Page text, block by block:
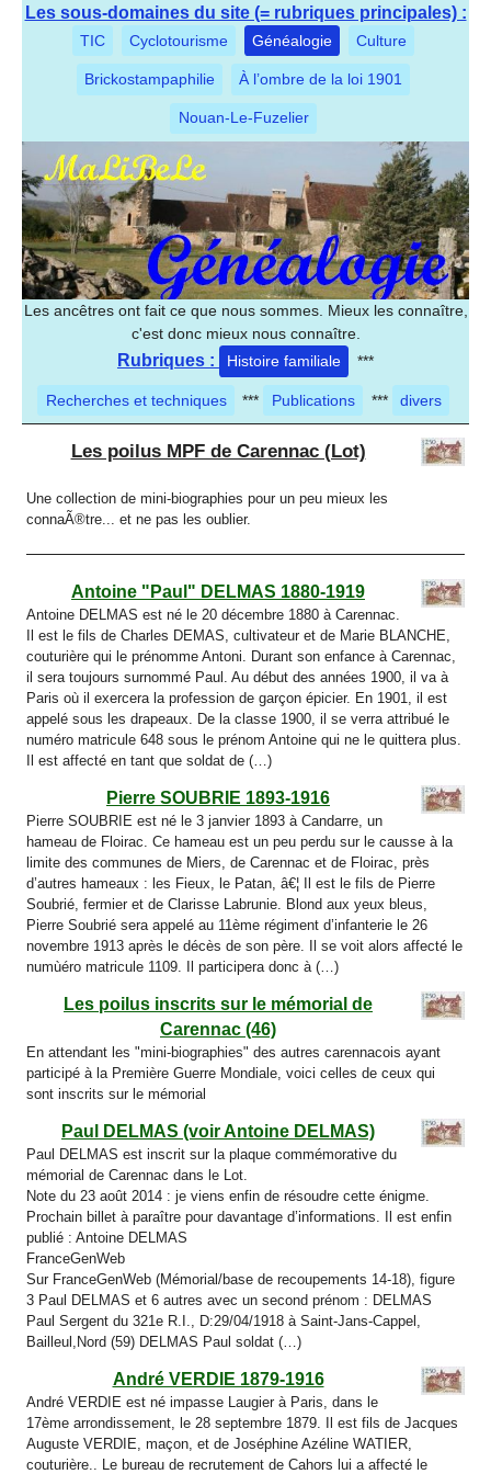
Les sous-domaines du site (= rubriques principales) :
TIC Cyclotourisme Généalogie Culture
Brickostampaphilie À l’ombre de la loi 1901
Nouan-Le-Fuzelier
Les ancêtres ont fait ce que nous sommes. Mieux les connaître,
c'est donc mieux nous connaître.
Rubriques : Histoire familiale ***
Recherches et techniques *** Publications *** divers
Les poilus MPF de Carennac (Lot)
Une collection de mini-biographies pour un peu mieux les
connaÃ®tre... et ne pas les oublier.
Antoine "Paul" DELMAS 1880-1919
Antoine DELMAS est né le 20 décembre 1880 à Carennac.
Il est le fils de Charles DEMAS, cultivateur et de Marie BLANCHE,
couturière qui le prénomme Antoni. Durant son enfance à Carennac,
il sera toujours surnommé Paul. Au début des années 1900, il va à
Paris où il exercera la profession de garçon épicier. En 1901, il est
appelé sous les drapeaux. De la classe 1900, il se verra attribué le
numéro matricule 648 sous le prénom Antoine qui ne le quittera plus.
Il est affecté en tant que soldat de (…)
Pierre SOUBRIE 1893-1916
Pierre SOUBRIE est né le 3 janvier 1893 à Candarre, un
hameau de Floirac. Ce hameau est un peu perdu sur le causse à la
limite des communes de Miers, de Carennac et de Floirac, près
d’autres hameaux : les Fieux, le Patan, â€¦ Il est le fils de Pierre
Soubrié, fermier et de Clarisse Labrunie. Blond aux yeux bleus,
Pierre Soubrié sera appelé au 11ème régiment d’infanterie le 26
novembre 1913 après le décès de son père. Il se voit alors affecté le
numùéro matricule 1109. Il participera donc à (…)
Les poilus inscrits sur le mémorial de
Carennac (46)
En attendant les "mini-biographies" des autres carennacois ayant
participé à la Première Guerre Mondiale, voici celles de ceux qui
sont inscrits sur le mémorial
Paul DELMAS (voir Antoine DELMAS)
Paul DELMAS est inscrit sur la plaque commémorative du
mémorial de Carennac dans le Lot.
Note du 23 août 2014 : je viens enfin de résoudre cette énigme.
Prochain billet à paraître pour davantage d’informations. Il est enfin
publié : Antoine DELMAS
FranceGenWeb
Sur FranceGenWeb (Mémorial/base de recoupements 14-18), figure
3 Paul DELMAS et 6 autres avec un second prénom : DELMAS
Paul Sergent du 321e R.I., D:29/04/1918 à Saint-Jans-Cappel,
Bailleul,Nord (59) DELMAS Paul soldat (…)
André VERDIE 1879-1916
André VERDIE est né impasse Laugier à Paris, dans le
17ème arrondissement, le 28 septembre 1879. Il est fils de Jacques
Auguste VERDIE, maçon, et de Joséphine Azéline WATIER,
couturière.. Le bureau de recrutement de Cahors lui a affecté le